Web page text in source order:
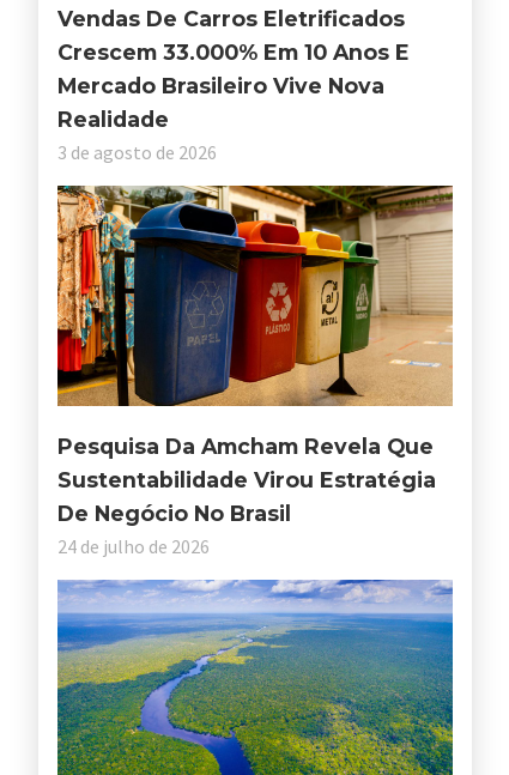
Vendas De Carros Eletrificados
Crescem 33.000% Em 10 Anos E
Mercado Brasileiro Vive Nova
Realidade
3 de agosto de 2026
Pesquisa Da Amcham Revela Que
Sustentabilidade Virou Estratégia
De Negócio No Brasil
24 de julho de 2026